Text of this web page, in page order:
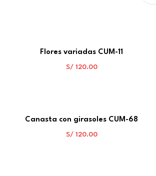
Flores variadas CUM-11
S/120.00
Canasta con girasoles CUM-68
S/120.00